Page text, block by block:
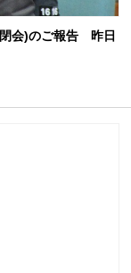
会)のご報告 昨日